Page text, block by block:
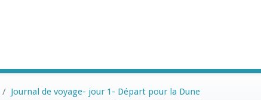
/ Journal de voyage- jour 1- Départ pour la Dune